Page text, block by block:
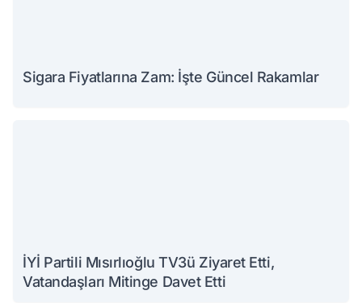
Sigara Fiyatlarına Zam: İşte Güncel Rakamlar
İYİ Partili Mısırlıoğlu TV3ü Ziyaret Etti,
Vatandaşları Mitinge Davet Etti